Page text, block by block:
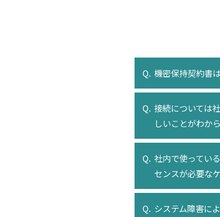
機密保持契約書
接続については
しいことがわか
社内で使ってい
センスが必要な
システム障害に